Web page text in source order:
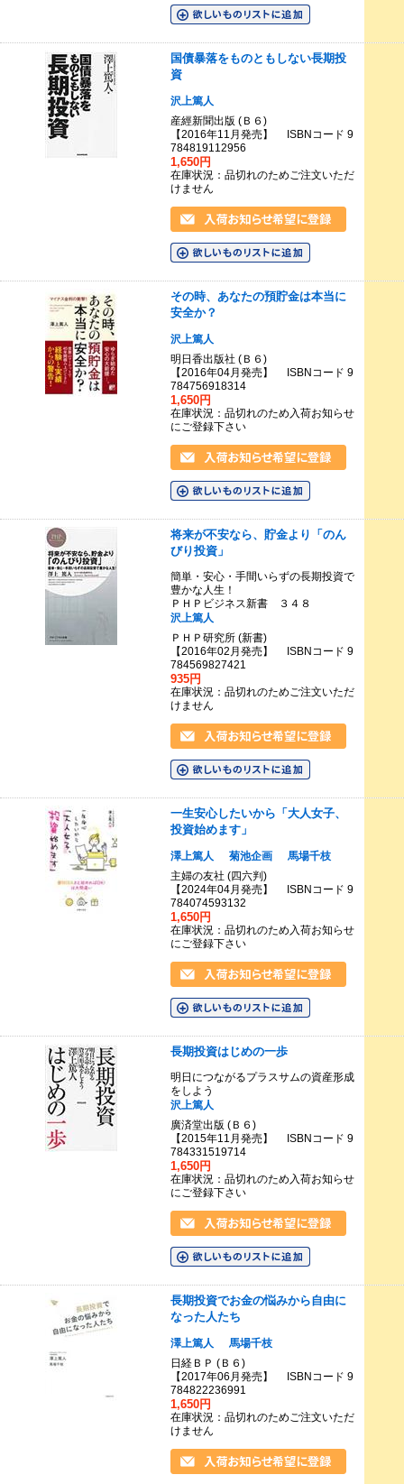
国債暴落をものともしない長期投
資
沢上篤人
産經新聞出版 (Ｂ６)
【2016年11月発売】 ISBNコード 9
784819112956
1,650円
在庫状況：品切れのためご注文いただ
けません
その時、あなたの預貯金は本当に
安全か？
沢上篤人
明日香出版社 (Ｂ６)
【2016年04月発売】 ISBNコード 9
784756918314
1,650円
在庫状況：品切れのため入荷お知らせ
にご登録下さい
将来が不安なら、貯金より「のん
びり投資」
簡単・安心・手間いらずの長期投資で
豊かな人生！
ＰＨＰビジネス新書 ３４８
沢上篤人
ＰＨＰ研究所 (新書)
【2016年02月発売】 ISBNコード 9
784569827421
935円
在庫状況：品切れのためご注文いただ
けません
一生安心したいから「大人女子、
投資始めます」
澤上篤人 菊池企画
馬場千枝
主婦の友社 (四六判)
【2024年04月発売】 ISBNコード 9
784074593132
1,650円
在庫状況：品切れのため入荷お知らせ
にご登録下さい
長期投資はじめの一歩
明日につながるプラスサムの資産形成
をしよう
沢上篤人
廣済堂出版 (Ｂ６)
【2015年11月発売】 ISBNコード 9
784331519714
1,650円
在庫状況：品切れのため入荷お知らせ
にご登録下さい
長期投資でお金の悩みから自由に
なった人たち
澤上篤人
馬場千枝
日経ＢＰ (Ｂ６)
【2017年06月発売】 ISBNコード 9
784822236991
1,650円
在庫状況：品切れのためご注文いただ
けません